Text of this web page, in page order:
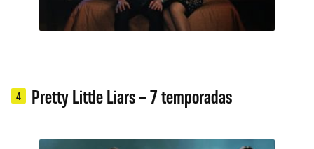
4 Pretty Little Liars – 7 temporadas